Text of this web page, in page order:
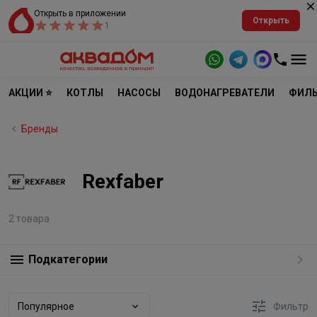
Открыть в приложении
1
Открыть
АКЦИИ ⭐ КОТЛЫ НАСОСЫ ВОДОНАГРЕВАТЕЛИ
Бренды
Rexfaber
2 товара
Подкатегории
Популярное Фильтр